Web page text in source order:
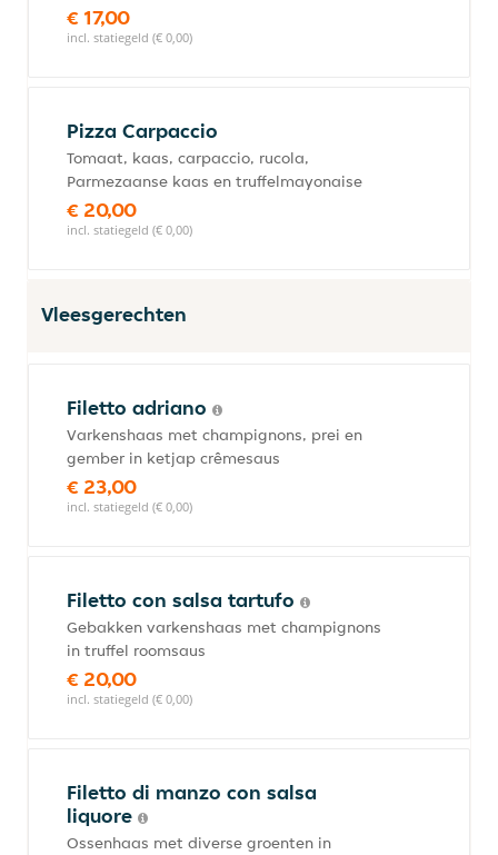
€ 17,00
incl. statiegeld (€ 0,00)
Pizza Carpaccio
Tomaat, kaas, carpaccio, rucola,
Parmezaanse kaas en truffelmayonaise
€ 20,00
incl. statiegeld (€ 0,00)
Vleesgerechten
Filetto adriano
Varkenshaas met champignons, prei en
gember in ketjap crêmesaus
€ 23,00
incl. statiegeld (€ 0,00)
Filetto con salsa tartufo
Gebakken varkenshaas met champignons
in truffel roomsaus
€ 20,00
incl. statiegeld (€ 0,00)
Filetto di manzo con salsa
liquore
Ossenhaas met diverse groenten in